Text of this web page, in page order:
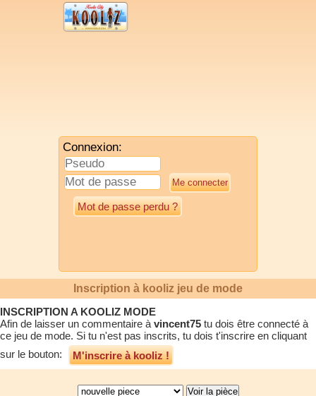
Connexion:
Mot de passe perdu ?
Inscription à kooliz jeu de mode
INSCRIPTION A KOOLIZ MODE
Afin de laisser un commentaire à vincent75 tu dois être connecté à
ce jeu de mode. Si tu n'est pas inscrits, tu dois t'inscrire en cliquant
sur le bouton:
M'inscrire à kooliz !